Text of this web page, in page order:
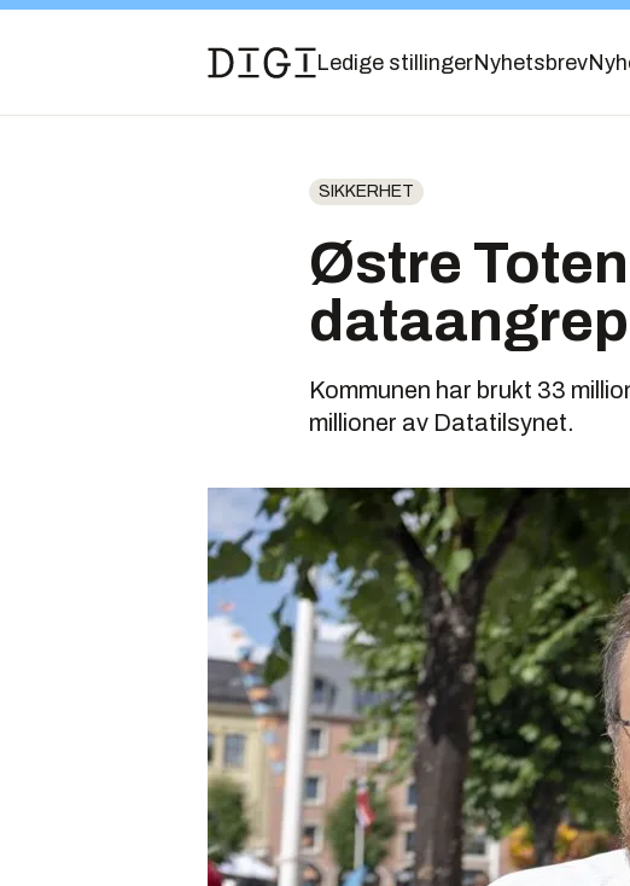
Ledige stillingerNyhetsbrev
SIKKERHET
Østre
Kommunen har brukt 33
millioner av Datatilsynet.